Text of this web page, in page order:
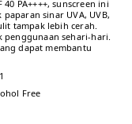
PA++++, sunscreen ini
sinar UVA, UVB,
tampak lebih cerah.
penggunaan sehari-hari.
dapat membantu
Free